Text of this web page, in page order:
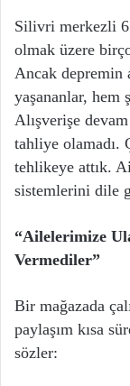
Silivri merkezli
olmak üzere
Ancak depremin
yaşananlar, hem
Alışverişe
tahliye olamadı.
tehlikeye attık.
sistemlerini dile
“Ailelerimize
Vermediler”
Bir mağazada
paylaşım kısa
sözler: